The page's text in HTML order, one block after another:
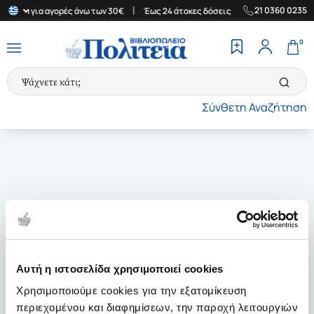
Αυτή η ιστοσελίδα χρησιμοποιεί cookies
Χρησιμοποιούμε cookies για την εξατομίκευση
περιεχομένου και διαφημίσεων, την παροχή λειτουργιών
για αγορές άνω των 30€ Έως 24 άτοκες δόσεις | Δωρεάν
21 0360 0235
Σύνθετη Αναζήτηση
0